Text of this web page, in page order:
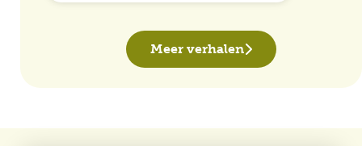
Meer verhalen